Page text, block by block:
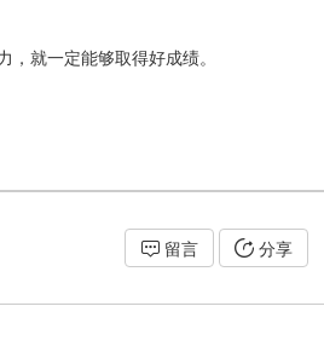
就一定能够取得好成绩。
留言 分享